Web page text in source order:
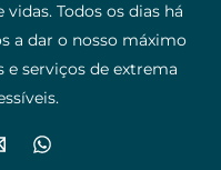
Todos os dias há
a dar o nosso máximo
serviços de extrema